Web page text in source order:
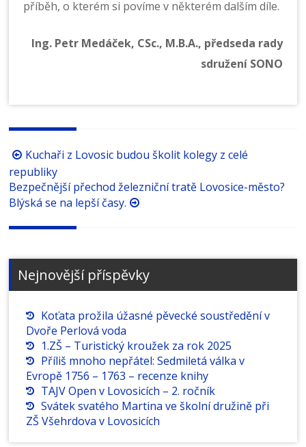
příběh, o kterém si povíme v některém dalším díle.
Ing. Petr Medáček, CSc., M.B.A., předseda rady
sdružení SONO
Procházení
příspěvků
Kuchaři z Lovosic budou školit kolegy z celé
republiky
Bezpečnější přechod železniční tratě Lovosice-město?
Blýská se na lepší časy.
Nejnovější příspěvky
Koťata prožila úžasné pěvecké soustředění v
Dvoře Perlová voda
1.ZŠ – Turistický kroužek za rok 2025
Příliš mnoho nepřátel: Sedmiletá válka v
Evropě 1756 – 1763 – recenze knihy
TAJV Open v Lovosicích – 2. ročník
Svátek svatého Martina ve školní družině při
ZŠ Všehrdova v Lovosicích